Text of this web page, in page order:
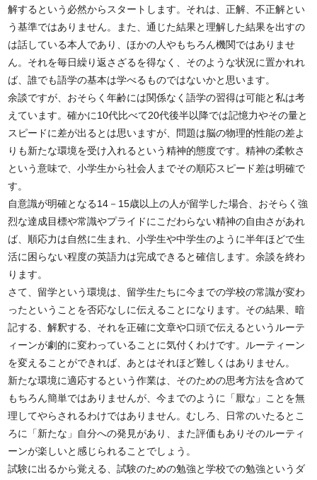
解するという必然からスタートします。それは、正解、不正解とい
う基準ではありません。また、通じた結果と理解した結果を出すの
は話している本人であり、ほかの人やもちろん機関ではありませ
ん。それを毎日繰り返さざるを得なく、そのような状況に置かれれ
ば、誰でも語学の基本は学べるものではないかと思います。
余談ですが、おそらく年齢には関係なく語学の習得は可能と私は考
えています。確かに10代比べて20代後半以降では記憶力やその量と
スピードに差が出るとは思いますが、問題は脳の物理的性能の差よ
りも新たな環境を受け入れるという精神的態度です。精神の柔軟さ
という意味で、小学生から社会人までその順応スピード差は明確で
す。
自意識が明確となる14－15歳以上の人が留学した場合、おそらく強
烈な達成目標や常識やプライドにこだわらない精神の自由さがあれ
ば、順応力は自然に生まれ、小学生や中学生のように半年ほどで生
活に困らない程度の英語力は完成できると確信します。余談を終わ
ります。
さて、留学という環境は、留学生たちに今までの学校の常識が変わ
ったということを否応なしに伝えることになります。その結果、暗
記する、解釈する、それを正確に文章や口頭で伝えるというルーテ
ィーンが劇的に変わっていることに気付くわけです。ルーティーン
を変えることができれば、あとはそれほど難しくはありません。
新たな環境に適応するという作業は、そのための思考方法を含めて
もちろん簡単ではありませんが、今までのように「厭な」ことを無
理してやらされるわけではありません。むしろ、日常のいたるとこ
ろに「新たな」自分への発見があり、また評価もありそのルーティ
ーンが楽しいと感じられることでしょう。
試験に出るから覚える、試験のための勉強と学校での勉強というダ